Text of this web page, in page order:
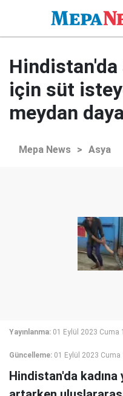
Hindistan'da
için süt
meydan
Mepa News > Asya
Yayınlanma: 01 Eylül 2023 Cuma
Güncelleme: 01 Eylül 2023 Cuma
Hindistan'da